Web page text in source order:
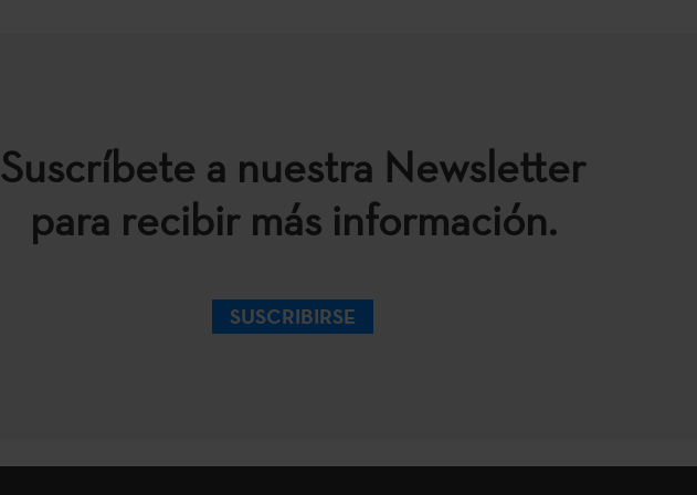
Suscríbete a nuestra Newsletter
para recibir más información.
SUSCRIBIRSE